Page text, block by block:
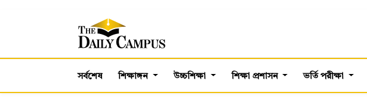
সর্বশেষ শিক্ষাঙ্গন উচ্চশিক্ষা শিক্ষা প্রশাসন ভর্তি পরীক্ষা